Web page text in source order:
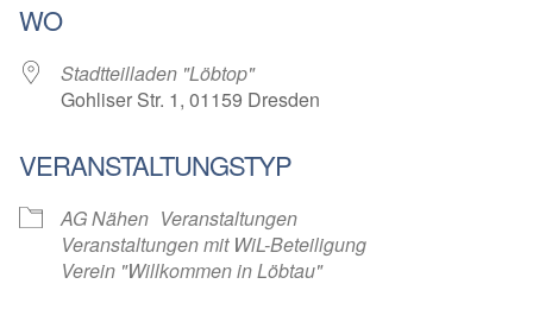
WO
Stadtteilladen "Löbtop"
Gohliser Str. 1, 01159 Dresden
VERANSTALTUNGSTYP
AG Nähen Veranstaltungen
Veranstaltungen mit WiL-Beteiligung
Verein "Willkommen in Löbtau"